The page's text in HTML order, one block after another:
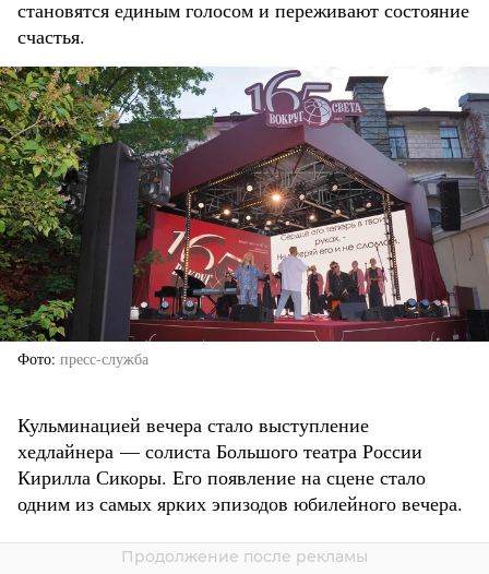
становятся единым голосом и переживают состояние
счастья.
Фото пресс-служба
Кульминацией вечера стало выступление
хедлайнера — солиста Большого театра России
Кирилла Сикоры. Его появление на сцене стало
одним из самых ярких эпизодов юбилейного вечера.